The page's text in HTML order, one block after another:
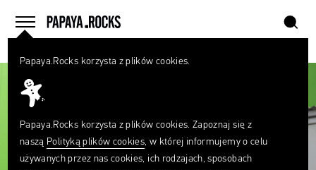
menu
home szukaj
Papaya.Rocks korzysta z plików cookies.
Papaya.Rocks korzysta z plików cookies. Zapoznaj się z
naszą Polityką plików cookies, w której informujemy o celu
używanych przez nas cookies, ich rodzajach, sposobach
Czego
szukasz?